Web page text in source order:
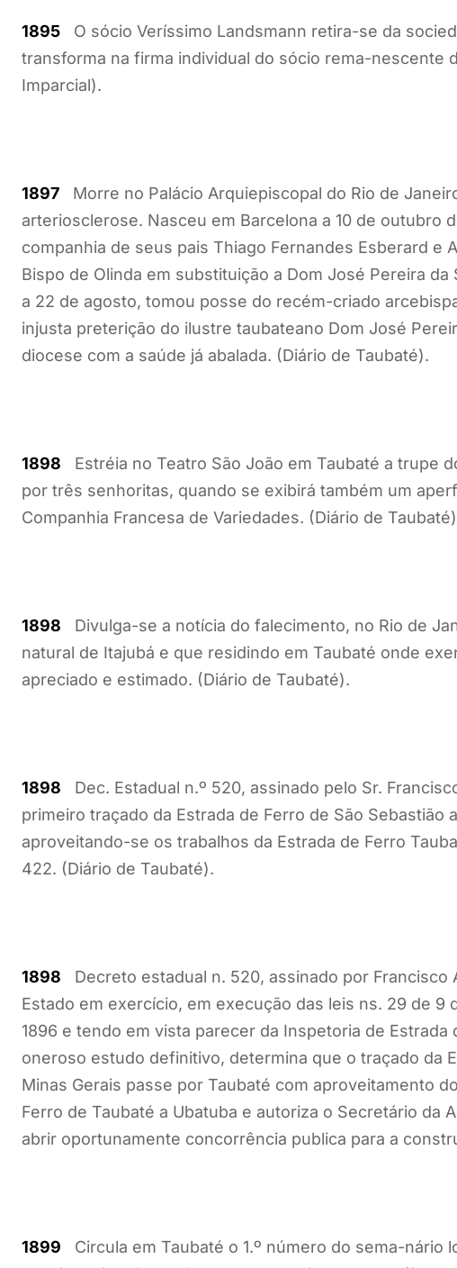
1895 O sócio Veríssimo Landsmann retira-se da
transforma na firma individual do sócio rema-nescente
Imparcial).
1897 Morre no Palácio Arquiepiscopal do Rio de
arteriosclerose. Nasceu em Barcelona a 10 de outubro
companhia de seus pais Thiago Fernandes Esberard e
Bispo de Olinda em substituição a Dom José Pereira
a 22 de agosto, tomou posse do recém-criado
injusta preterição do ilustre taubateano Dom José
diocese com a saúde já abalada. (Diário de Taubaté).
1898 Estréia no Teatro São João em Taubaté a trupe
por três senhoritas, quando se exibirá também um
Companhia Francesa de Variedades. (Diário de
1898 Divulga-se a notícia do falecimento, no Rio de
natural de Itajubá e que residindo em Taubaté onde
apreciado e estimado. (Diário de Taubaté).
1898 Dec. Estadual n.º 520, assinado pelo Sr.
primeiro traçado da Estrada de Ferro de São Sebastião
aproveitando-se os trabalhos da Estrada de Ferro
422. (Diário de Taubaté).
1898 Decreto estadual n. 520, assinado por Francisco
Estado em exercício, em execução das leis ns. 29 de 9
1896 e tendo em vista parecer da Inspetoria de
oneroso estudo definitivo, determina que o traçado da
Minas Gerais passe por Taubaté com aproveitamento
Ferro de Taubaté a Ubatuba e autoriza o Secretário da
abrir oportunamente concorrência publica para a
1899 Circula em Taubaté o 1.º número do sema-nário